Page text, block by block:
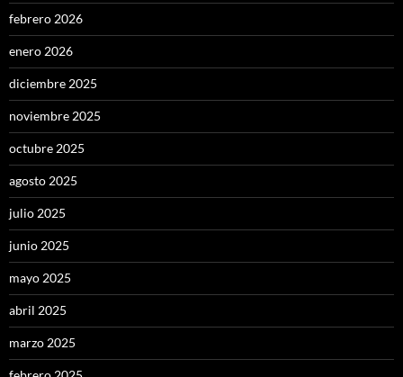
febrero 2026
enero 2026
diciembre 2025
noviembre 2025
octubre 2025
agosto 2025
julio 2025
junio 2025
mayo 2025
abril 2025
marzo 2025